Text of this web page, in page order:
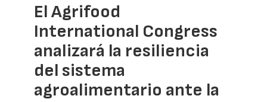
El Agrifood
International Congress
analizará la resiliencia
del sistema
agroalimentario ante la